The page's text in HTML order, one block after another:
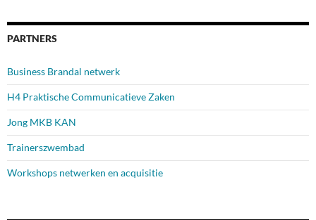
PARTNERS
Business Brandal netwerk
H4 Praktische Communicatieve Zaken
Jong MKB KAN
Trainerszwembad
Workshops netwerken en acquisitie